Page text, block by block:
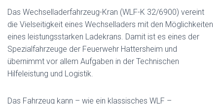
Das Wechselladerfahrzeug-Kran (WLF-K 32/6900) vereint
die Vielseitigkeit eines Wechselladers mit den Möglichkeiten
eines leistungsstarken Ladekrans. Damit ist es eines der
Spezialfahrzeuge der Feuerwehr Hattersheim und
übernimmt vor allem Aufgaben in der Technischen
Hilfeleistung und Logistik.
Das Fahrzeug kann – wie ein klassisches WLF –